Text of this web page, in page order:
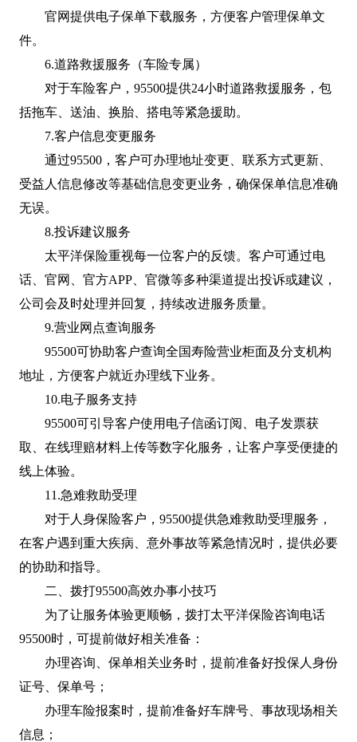
官网提供电子保单下载服务，方便客户管理保单文
件。
6.道路救援服务（车险专属）
对于车险客户，95500提供24小时道路救援服务，包
括拖车、送油、换胎、搭电等紧急援助。
7.客户信息变更服务
通过95500，客户可办理地址变更、联系方式更新、
受益人信息修改等基础信息变更业务，确保保单信息准确
无误。
8.投诉建议服务
太平洋保险重视每一位客户的反馈。客户可通过电
话、官网、官方APP、官微等多种渠道提出投诉或建议，
公司会及时处理并回复，持续改进服务质量。
9.营业网点查询服务
95500可协助客户查询全国寿险营业柜面及分支机构
地址，方便客户就近办理线下业务。
10.电子服务支持
95500可引导客户使用电子信函订阅、电子发票获
取、在线理赔材料上传等数字化服务，让客户享受便捷的
线上体验。
11.急难救助受理
对于人身保险客户，95500提供急难救助受理服务，
在客户遇到重大疾病、意外事故等紧急情况时，提供必要
的协助和指导。
二、拨打95500高效办事小技巧
为了让服务体验更顺畅，拨打太平洋保险咨询电话
95500时，可提前做好相关准备：
办理咨询、保单相关业务时，提前准备好投保人身份
证号、保单号；
办理车险报案时，提前准备好车牌号、事故现场相关
信息；